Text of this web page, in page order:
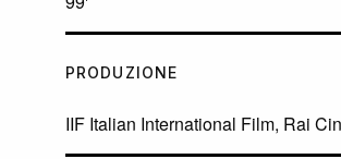
PRODUZIONE
IIF Italian International Film, Rai